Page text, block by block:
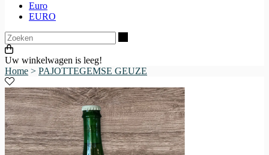
Euro
EURO
Uw winkelwagen is leeg!
Home > PAJOTTEGEMSE GEUZE